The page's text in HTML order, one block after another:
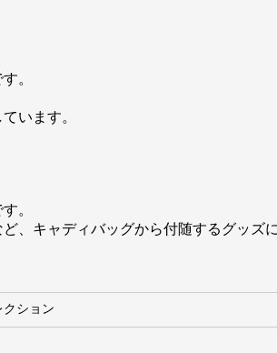
。
います。
。
、キャディバッグから付随するグッズ
ション